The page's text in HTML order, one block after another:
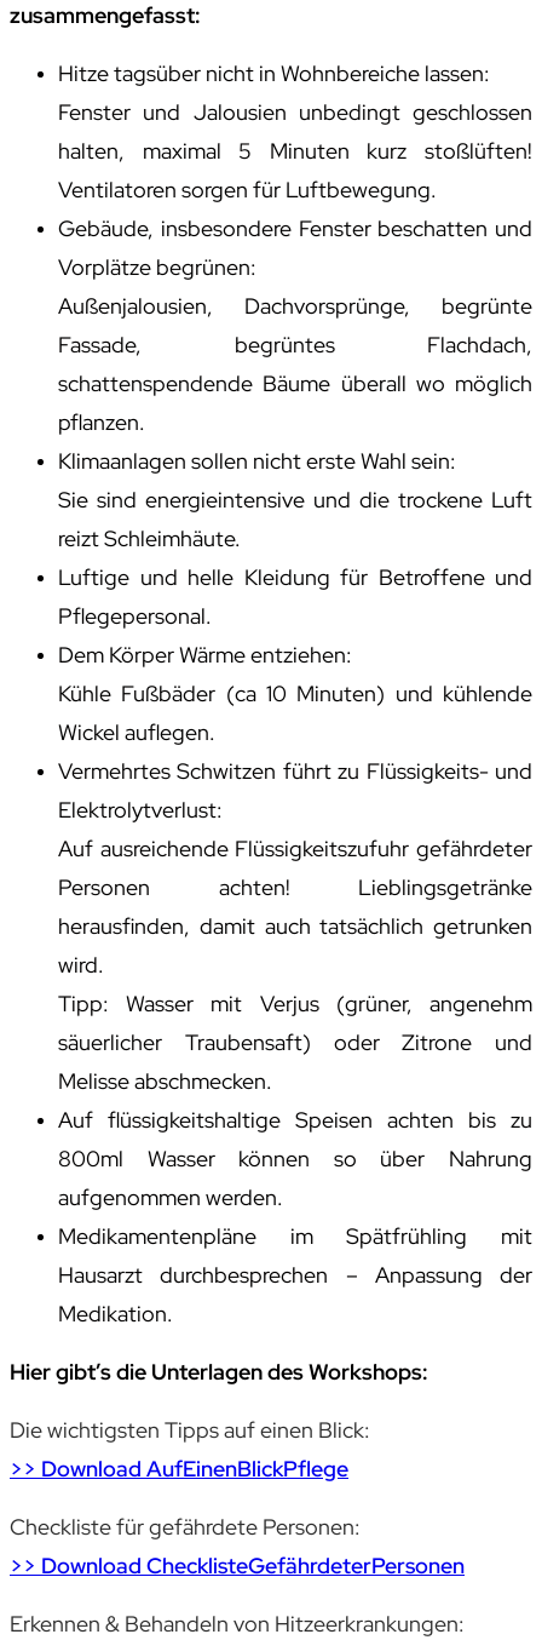
zusammengefasst:
Hitze tagsüber nicht in Wohnbereiche lassen:
Fenster und Jalousien unbedingt geschlossen
halten, maximal 5 Minuten kurz stoßlüften!
Ventilatoren sorgen für Luftbewegung.
Gebäude, insbesondere Fenster beschatten und
Vorplätze begrünen:
Außenjalousien, Dachvorsprünge, begrünte
Fassade, begrüntes Flachdach,
schattenspendende Bäume überall wo möglich
pflanzen.
Klimaanlagen sollen nicht erste Wahl sein:
Sie sind energieintensive und die trockene Luft
reizt Schleimhäute.
Luftige und helle Kleidung für Betroffene und
Pflegepersonal.
Dem Körper Wärme entziehen:
Kühle Fußbäder (ca 10 Minuten) und kühlende
Wickel auflegen.
Vermehrtes Schwitzen führt zu Flüssigkeits- und
Elektrolytverlust:
Auf ausreichende Flüssigkeitszufuhr gefährdeter
Personen achten! Lieblingsgetränke
herausfinden, damit auch tatsächlich getrunken
wird.
Tipp: Wasser mit Verjus (grüner, angenehm
säuerlicher Traubensaft) oder Zitrone und
Melisse abschmecken.
Auf flüssigkeitshaltige Speisen achten bis zu
800ml Wasser können so über Nahrung
aufgenommen werden.
Medikamentenpläne im Spätfrühling mit
Hausarzt durchbesprechen – Anpassung der
Medikation.
Hier gibt’s die Unterlagen des Workshops:
Die wichtigsten Tipps auf einen Blick:
>> Download AufEinenBlickPflege
Checkliste für gefährdete Personen:
>> Download ChecklisteGefährdeterPersonen
Erkennen & Behandeln von Hitzeerkrankungen: